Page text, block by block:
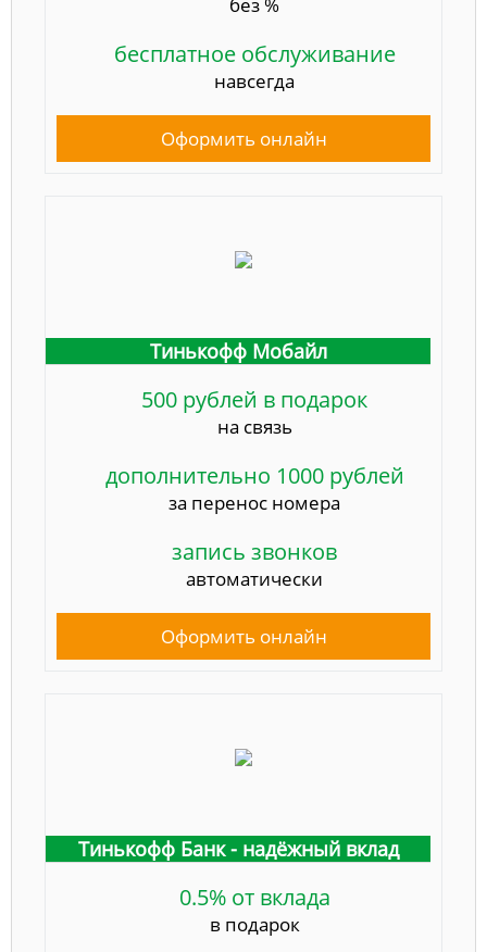
бесплатное обслуживание
навсегда
Оформить онлайн
Тинькофф Мобайл
500 рублей в подарок
на связь
дополнительно 1000 рублей
за перенос номера
запись звонков
автоматически
Оформить онлайн
Тинькофф Банк - надёжный вклад
0.5% от вклада
в подарок